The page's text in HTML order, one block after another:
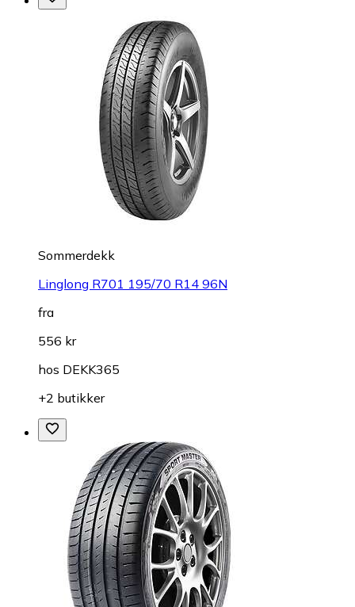
Sommerdekk
Linglong R701 195/70 R14 96N
fra
556 kr
hos DEKK365
+2 butikker